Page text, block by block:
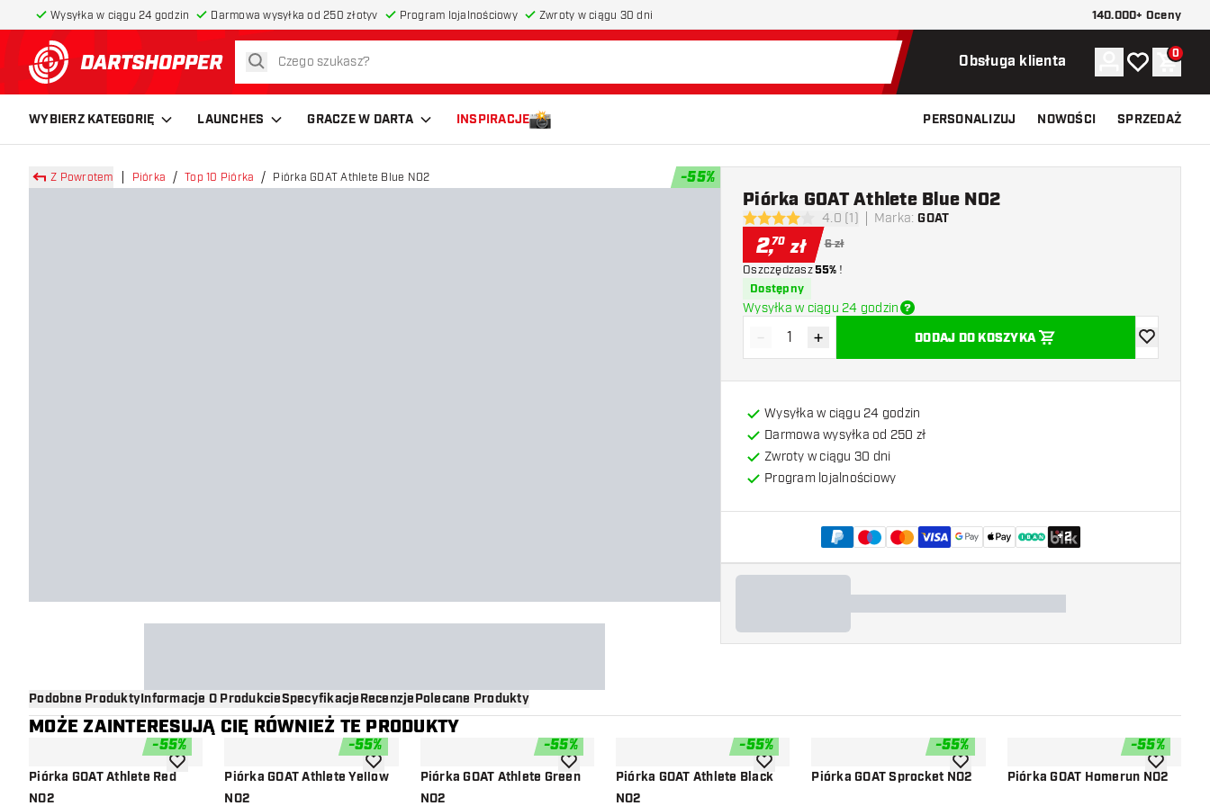
Wysyłka w ciągu 24 godzin Darmowa wysyłka od 250 złotyv Program lojalnościowy Zwroty w ciągu 30 dni 140.000+ Oceny
powrót do strony głównej
szukaj Obsługa klienta Konto
Moja listaKoszyk
0
WYBIERZ KATEGORIĘ LAUNCHES GRACZE W DARTA INSPIRACJE PERSONALIZUJ NOWOŚCI SPRZEDAŻ
Z Powrotem Piórka Top 10 Piórka Piórka GOAT Athlete Blue NO2 -55%
4 gwiazdki oceny4.0 (1) Marka: GOAT
Piórka GOAT Athlete Blue NO2
2,70 zł 6 zł
Oszczędzasz55% !
Dostępny
Wysyłka w ciągu 24 godzin
Zmniejsz ilość
- Zwiększ ilość
+ DODAJ DO KOSZYKA
dodaj do
Wysyłka w ciągu 24 godzin
Darmowa wysyłka od 250 zł
Zwroty w ciągu 30 dni
Program lojalnościowy
+2
Podobne ProduktyInformacje O ProdukcieSpecyfikacjeRecenzjePolecane Produkty
MOŻE ZAINTERESUJĄ CIĘ RÓWNIEŻ TE PRODUKTY
-55%
Piórka GOAT Athlete Red
NO2
dodaj do listy życzeń
-55%
Piórka GOAT Athlete Yellow
NO2
dodaj do listy życzeń
-55%
Piórka GOAT Athlete Green
NO2
dodaj do listy życzeń
-55%
Piórka GOAT Athlete Black
NO2
dodaj do listy życzeń
-55%
Piórka GOAT Sprocket NO2dodaj do listy życzeń
-55%
Piórka GOAT Homerun NO2dodaj do